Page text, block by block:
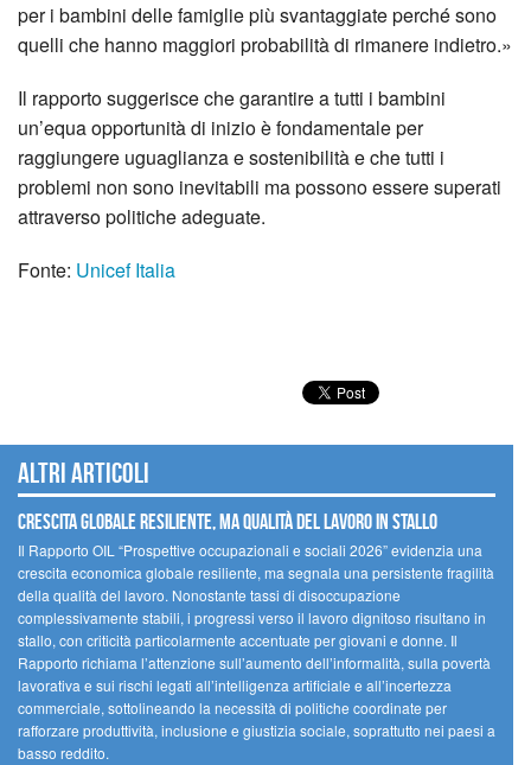
per i bambini delle famiglie più svantaggiate perché sono
quelli che hanno maggiori probabilità di rimanere indietro.»
Il rapporto suggerisce che garantire a tutti i bambini
un’equa opportunità di inizio è fondamentale per
raggiungere uguaglianza e sostenibilità e che tutti i
problemi non sono inevitabili ma possono essere superati
attraverso politiche adeguate.
Fonte: Unicef Italia
Altri articoli
Crescita globale resiliente, ma qualità del lavoro in stallo
Il Rapporto OIL “Prospettive occupazionali e sociali 2026” evidenzia una
crescita economica globale resiliente, ma segnala una persistente fragilità
della qualità del lavoro. Nonostante tassi di disoccupazione
complessivamente stabili, i progressi verso il lavoro dignitoso risultano in
stallo, con criticità particolarmente accentuate per giovani e donne. Il
Rapporto richiama l’attenzione sull’aumento dell’informalità, sulla povertà
lavorativa e sui rischi legati all’intelligenza artificiale e all’incertezza
commerciale, sottolineando la necessità di politiche coordinate per
rafforzare produttività, inclusione e giustizia sociale, soprattutto nei paesi a
basso reddito.